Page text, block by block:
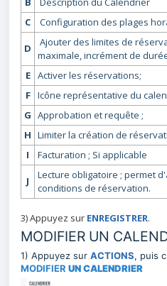
C
Configuration des plages
D
Ajouter des limites de
maximale, incrément de
E Activer les réservations;
F Icône représentative du
G Approbation et requête ;
H Limiter la création de
I
Facturation ; Si applicable
J
Lecture obligatoire ; permet
conditions de réservation.
3) Appuyez sur ENREGISTRER.
MODIFIER UN
1) Appuyez sur ACTIONS, puis
MODIFIER UN CALENDRIER